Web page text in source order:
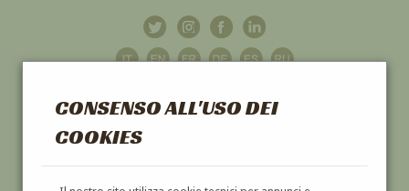
CONSENSO ALL'USO DEI
COOKIES